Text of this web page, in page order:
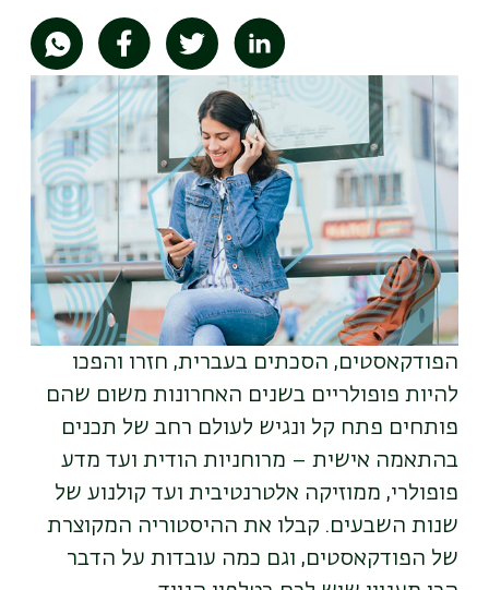
הפודקאסטים, הסכתים בעברית, חזרו והפכו
להיות פופולריים בשנים האחרונות משום שהם
פותחים פתח קל ונגיש לעולם רחב של תכנים
בהתאמה אישית – מרוחניות הודית ועד מדע
פופולרי, ממוזיקה אלטרנטיבית ועד קולנוע של
שנות השבעים. קבלו את ההיסטוריה המקוצרת
של הפודקאסטים, וגם כמה עובדות על הדבר